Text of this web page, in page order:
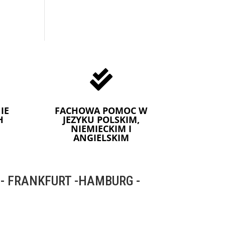

FACHOWA POMOC W
JEZYKU POLSKIM,
NIEMIECKIM I
ANGIELSKIM
FRANKFURT -HAMBURG -